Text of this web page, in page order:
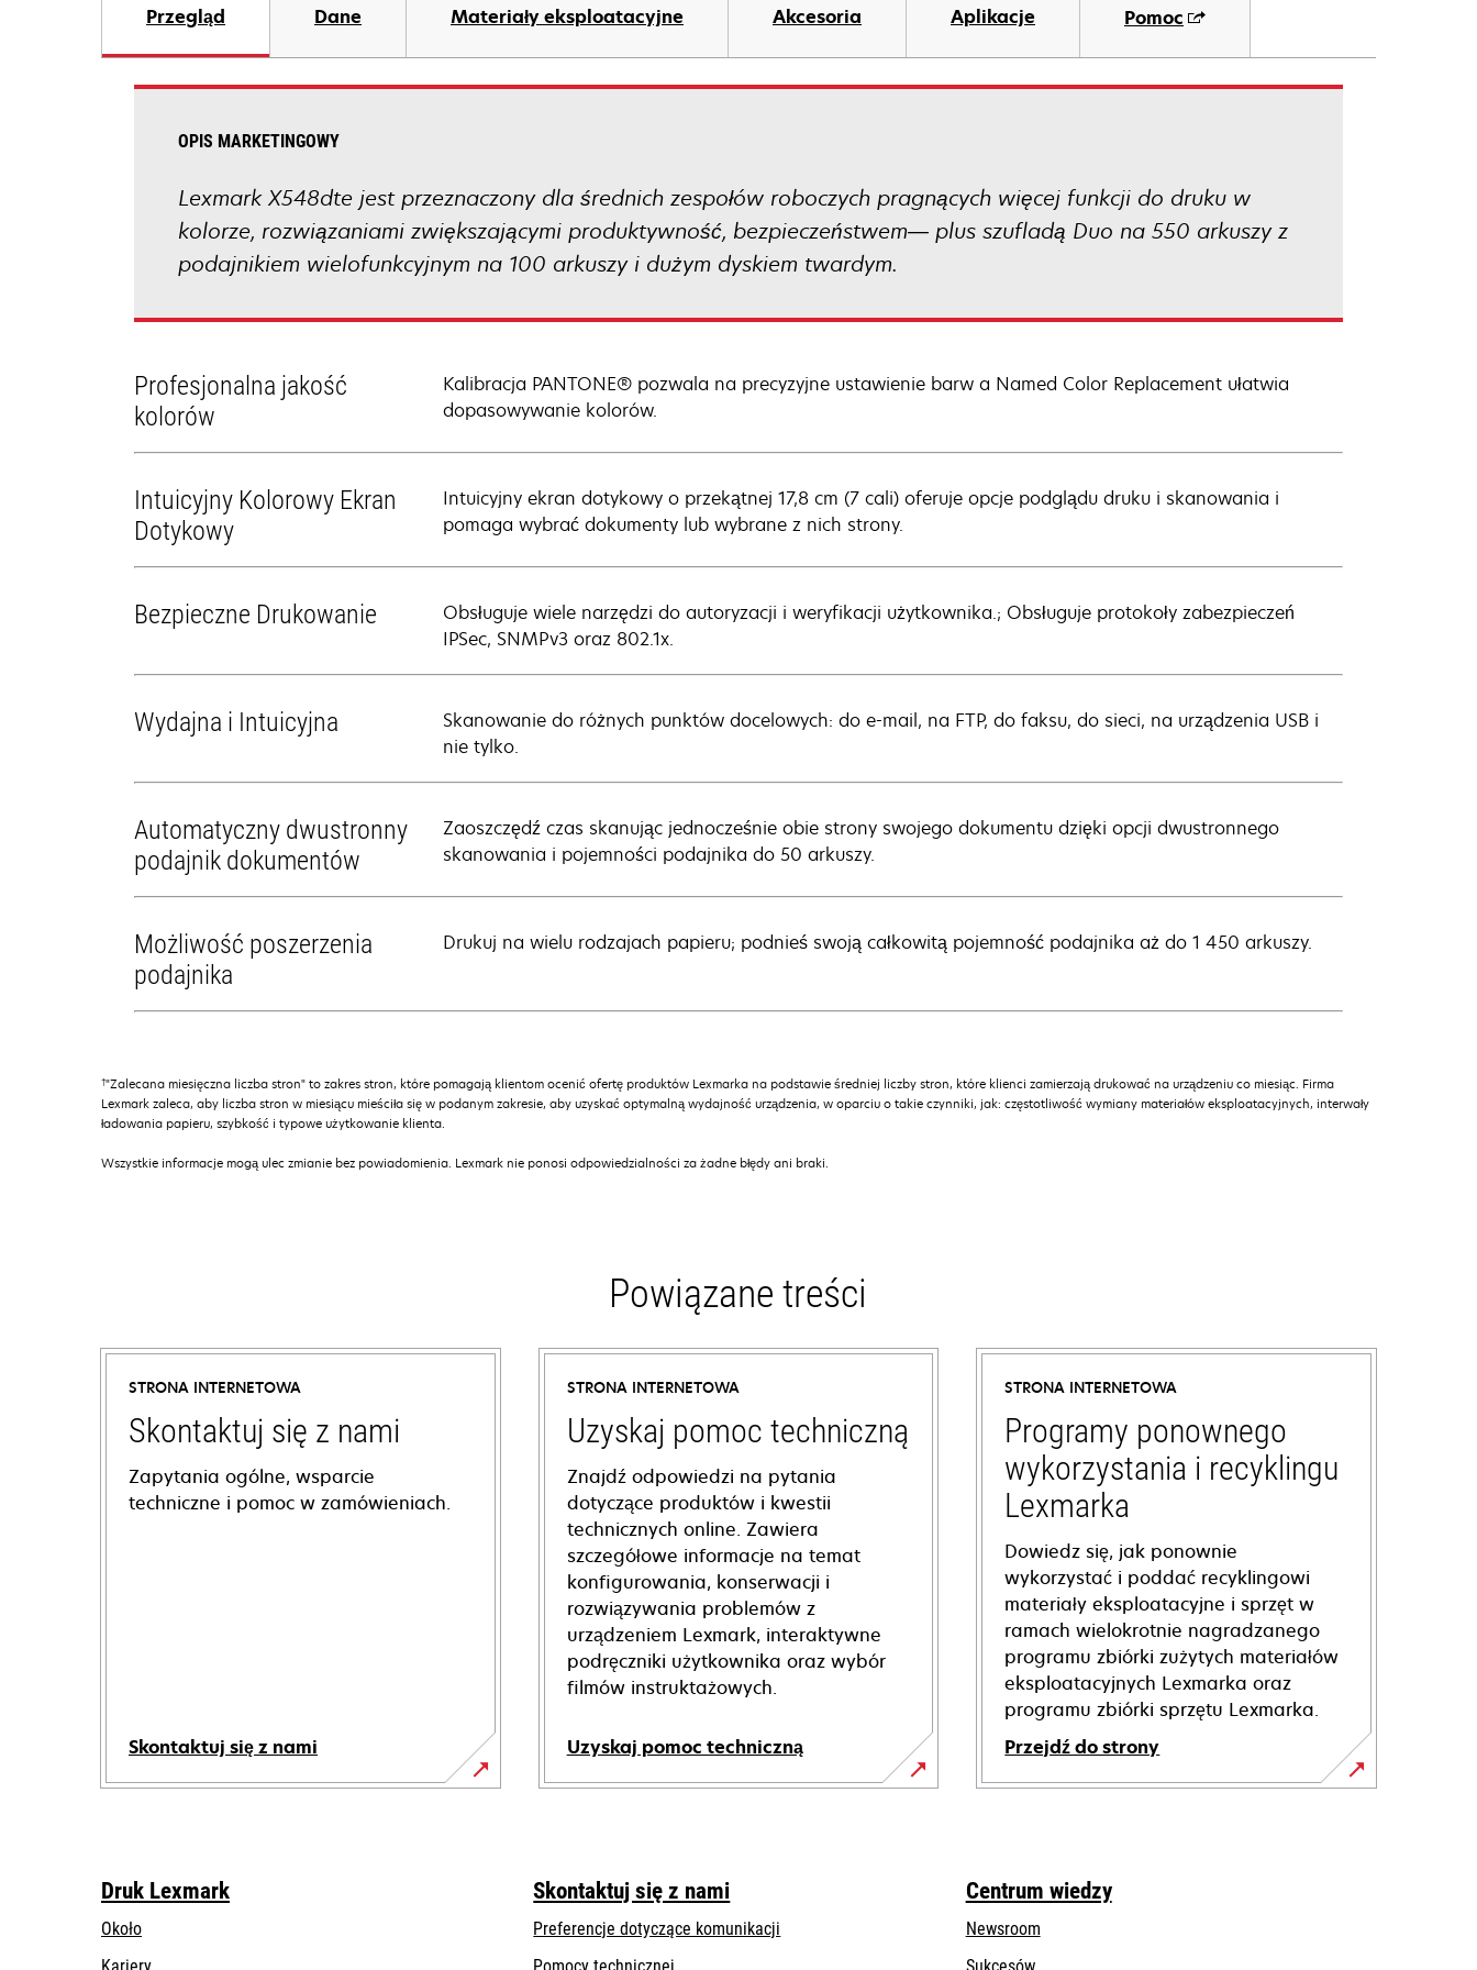
Przegląd Dane Materiały eksploatacyjne Akcesoria Aplikacje Pomoc
OPIS MARKETINGOWY
Lexmark X548dte jest przeznaczony dla średnich zespołów roboczych pragnących więcej funkcji do druku w
kolorze, rozwiązaniami zwiększającymi produktywność, bezpieczeństwem— plus szufladą Duo na 550 arkuszy z
podajnikiem wielofunkcyjnym na 100 arkuszy i dużym dyskiem twardym.
Profesjonalna jakość
kolorów
Kalibracja PANTONE® pozwala na precyzyjne ustawienie barw a Named Color Replacement ułatwia
dopasowywanie kolorów.
Intuicyjny Kolorowy Ekran
Dotykowy
Intuicyjny ekran dotykowy o przekątnej 17,8 cm (7 cali) oferuje opcje podglądu druku i skanowania i
pomaga wybrać dokumenty lub wybrane z nich strony.
Bezpieczne Drukowanie
Obsługuje wiele narzędzi do autoryzacji i weryfikacji użytkownika.; Obsługuje protokoły zabezpieczeń
IPSec, SNMPv3 oraz 802.1x.
Wydajna i Intuicyjna
Skanowanie do różnych punktów docelowych: do e-mail, na FTP, do faksu, do sieci, na urządzenia USB i
nie tylko.
Automatyczny dwustronny
podajnik dokumentów
Zaoszczędź czas skanując jednocześnie obie strony swojego dokumentu dzięki opcji dwustronnego
skanowania i pojemności podajnika do 50 arkuszy.
Możliwość poszerzenia
podajnika
Drukuj na wielu rodzajach papieru; podnieś swoją całkowitą pojemność podajnika aż do 1 450 arkuszy.
†"Zalecana miesięczna liczba stron" to zakres stron, które pomagają klientom ocenić ofertę produktów Lexmarka na podstawie średniej liczby stron, które klienci zamierzają drukować na urządzeniu co miesiąc. Firma
Lexmark zaleca, aby liczba stron w miesiącu mieściła się w podanym zakresie, aby uzyskać optymalną wydajność urządzenia, w oparciu o takie czynniki, jak: częstotliwość wymiany materiałów eksploatacyjnych, interwały
ładowania papieru, szybkość i typowe użytkowanie klienta.
Wszystkie informacje mogą ulec zmianie bez powiadomienia. Lexmark nie ponosi odpowiedzialności za żadne błędy ani braki.
Powiązane treści
STRONA INTERNETOWA
Skontaktuj się z nami
Zapytania ogólne, wsparcie
techniczne i pomoc w zamówieniach.
Skontaktuj się z nami
STRONA INTERNETOWA
Uzyskaj pomoc techniczną
Znajdź odpowiedzi na pytania
dotyczące produktów i kwestii
technicznych online. Zawiera
szczegółowe informacje na temat
konfigurowania, konserwacji i
rozwiązywania problemów z
urządzeniem Lexmark, interaktywne
podręczniki użytkownika oraz wybór
filmów instruktażowych.
Uzyskaj pomoc techniczną
opens
tab
STRONA INTERNETOWA
Programy ponownego
wykorzystania i recyklingu
Lexmarka
Dowiedz się, jak ponownie
wykorzystać i poddać recyklingowi
materiały eksploatacyjne i sprzęt w
ramach wielokrotnie nagradzanego
programu zbiórki zużytych materiałów
eksploatacyjnych Lexmarka oraz
programu zbiórki sprzętu Lexmarka.
Przejdź do strony
Druk Lexmark
Około
Skontaktuj się z nami
Preferencje dotyczące komunikacji
Centrum wiedzy
Newsroom